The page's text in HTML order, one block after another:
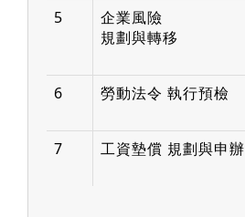
5
企業風險
規劃與轉移
6 勞動法令 執行預檢
7
工資墊償 規劃與申辦